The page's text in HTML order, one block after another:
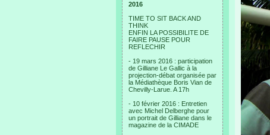
2016
TIME TO SIT BACK AND
THINK
ENFIN LA POSSIBILITE DE
FAIRE PAUSE POUR
REFLECHIR
- 19 mars 2016 : participation
de Gilliane Le Gallic à la
projection-débat organisée par
la Médiathèque Boris Vian de
Chevilly-Larue. A 17h
- 10 février 2016 : Entretien
avec Michel Delberghe pour
un portrait de Gilliane dans le
magazine de la CIMADE